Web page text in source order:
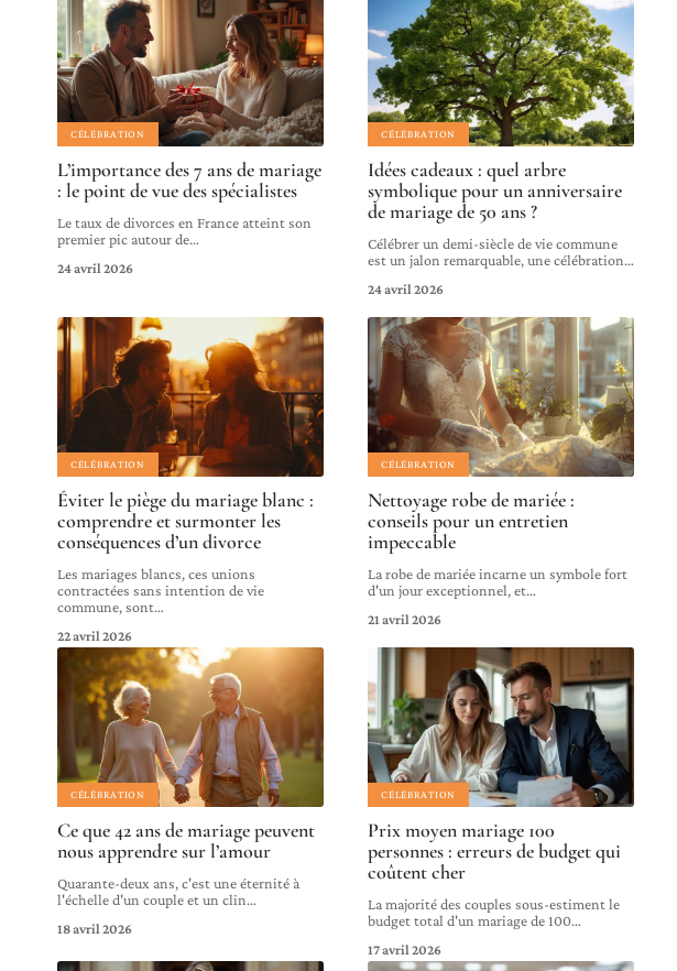
CÉLÉBRATION
L’importance des 7 ans de mariage
: le point de vue des spécialistes
Le taux de divorces en France atteint son
premier pic autour de…
24 avril 2026
CÉLÉBRATION
Idées cadeaux : quel arbre
symbolique pour un anniversaire
de mariage de 50 ans ?
Célébrer un demi-siècle de vie commune
est un jalon remarquable, une célébration…
24 avril 2026
CÉLÉBRATION
Éviter le piège du mariage blanc :
comprendre et surmonter les
conséquences d’un divorce
Les mariages blancs, ces unions
contractées sans intention de vie
commune, sont…
22 avril 2026
CÉLÉBRATION
Nettoyage robe de mariée :
conseils pour un entretien
impeccable
La robe de mariée incarne un symbole fort
d'un jour exceptionnel, et…
21 avril 2026
CÉLÉBRATION
Ce que 42 ans de mariage peuvent
nous apprendre sur l’amour
Quarante-deux ans, c'est une éternité à
l'échelle d'un couple et un clin…
18 avril 2026
CÉLÉBRATION
Prix moyen mariage 100
personnes : erreurs de budget qui
coûtent cher
La majorité des couples sous-estiment le
budget total d'un mariage de 100…
17 avril 2026